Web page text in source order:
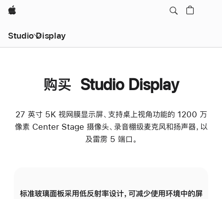
Apple
Studio Display
购买 Studio Display
27 英寸 5K 视网膜显示屏、支持桌上视角功能的 1200 万
像素 Center Stage 摄像头、录音棚级麦克风和扬声器，以
及雷雳 5 端口。
标准玻璃面板采用低反射率设计，可减少使用环境中的屏